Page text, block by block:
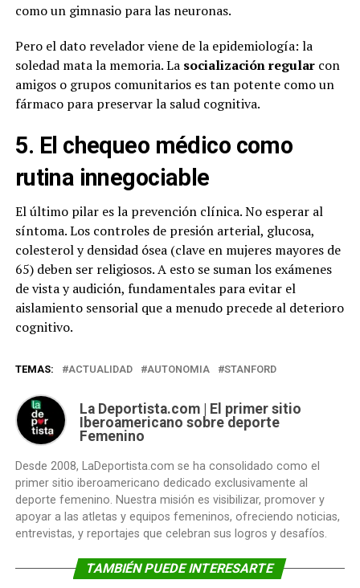
como un gimnasio para las neuronas.
Pero el dato revelador viene de la epidemiología: la
soledad mata la memoria. La socialización regularcon
amigos o grupos comunitarios es tan potente como un
fármaco para preservar la salud cognitiva.
5. El chequeo médico como
rutina innegociable
El último pilar es la prevención clínica. No esperar al
síntoma. Los controles de presión arterial, glucosa,
colesterol y densidad ósea (clave en mujeres mayores de
65) deben ser religiosos. A esto se suman los exámenes
de vista y audición, fundamentales para evitar el
aislamiento sensorial que a menudo precede al deterioro
cognitivo.
TEMAS: ACTUALIDAD AUTONOMIA STANFORD
La Deportista.com | El primer sitio
Iberoamericano sobre deporte
Femenino
Desde 2008, LaDeportista.com se ha consolidado como el
primer sitio iberoamericano dedicado exclusivamente al
deporte femenino. Nuestra misión es visibilizar, promover y
apoyar a las atletas y equipos femeninos, ofreciendo noticias,
entrevistas, y reportajes que celebran sus logros y desafíos.
TAMBIÉN PUEDE INTERESARTE